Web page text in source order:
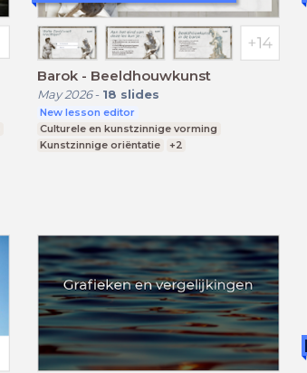
Barok - Beeldhouwkunst
May 2026- 18 slides
New lesson editor
Culturele en kunstzinnige vorming
Kunstzinnige oriëntatie
+2